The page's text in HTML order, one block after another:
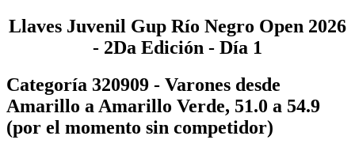
Llaves Juvenil Gup Río Negro Open 2026
- 2Da Edición - Día 1
Categoría 320909 - Varones desde
Amarillo a Amarillo Verde, 51.0 a 54.9
(por el momento sin competidor)